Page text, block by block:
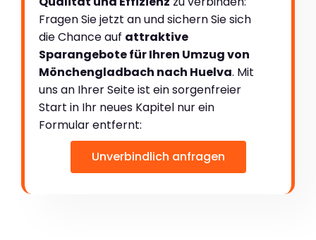
Fragen Sie jetzt an und sichern Sie sich
die Chance auf attraktive
Sparangebote für Ihren Umzug von
Mönchengladbach nach Huelva. Mit
uns an Ihrer Seite ist ein sorgenfreier
Start in Ihr neues Kapitel nur ein
Formular entfernt:
Unverbindlich anfragen